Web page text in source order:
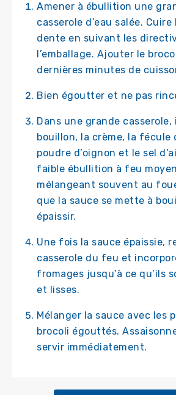
Amener à ébullition une
casserole d’eau salée. Cuire
dente en suivant les
l’emballage. Ajouter le
dernières minutes de
Bien égoutter et ne pas
Dans une grande
bouillon, la crème, la fécule
poudre d’oignon et le sel
faible ébullition à feu
mélangeant souvent au
que la sauce se mette à
épaissir.
Une fois la sauce épaissie,
casserole du feu et
fromages jusqu’à ce qu’ils
et lisses.
Mélanger la sauce avec les
brocoli égouttés.
servir immédiatement.